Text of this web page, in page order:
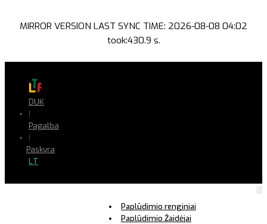
MIRROR VERSION LAST SYNC TIME: 2026-08-08 04:02
took:430.9 s.
DUK
|
Pagalba
|
Paskyra
LT
Paplūdimio renginiai
Paplūdimio Žaidėjai